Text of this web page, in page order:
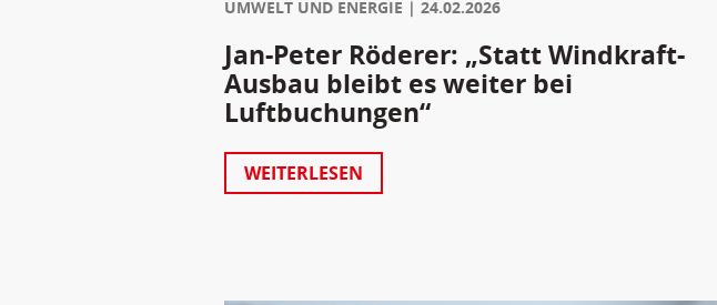
UMWELT UND ENERGIE 24.02.2026
Jan-Peter Röderer: „Statt Windkraft-
Ausbau bleibt es weiter bei
Luftbuchungen“
WEITERLESEN